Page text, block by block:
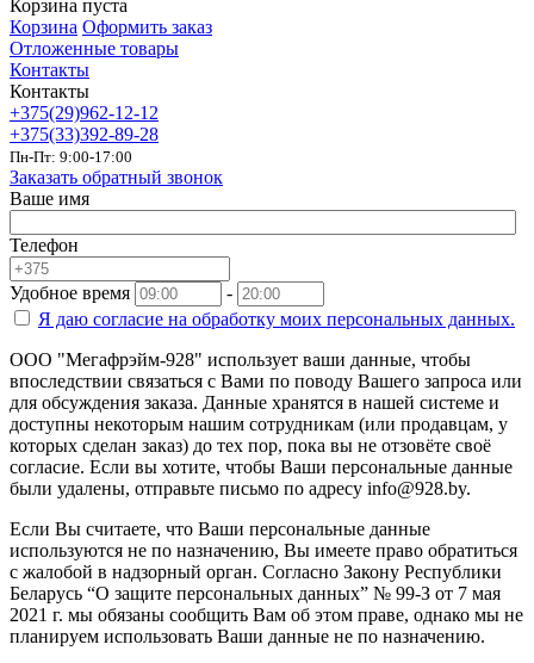
Корзина пуста
Корзина Оформить заказ
Отложенные товары
Контакты
Контакты
+375(29)962-12-12
+375(33)392-89-28
Пн-Пт: 9:00-17:00
Заказать обратный звонок
Ваше имя
Телефон
Удобное время
-
Я даю согласие на обработку моих персональных данных.
ООО "Мегафрэйм-928" использует ваши данные, чтобы
впоследствии связаться с Вами по поводу Вашего запроса или
для обсуждения заказа. Данные хранятся в нашей системе и
доступны некоторым нашим сотрудникам (или продавцам, у
которых сделан заказ) до тех пор, пока вы не отзовёте своё
согласие. Если вы хотите, чтобы Ваши персональные данные
были удалены, отправьте письмо по адресу info@928.by.
Если Вы считаете, что Ваши персональные данные
используются не по назначению, Вы имеете право обратиться
с жалобой в надзорный орган. Согласно Закону Республики
Беларусь “О защите персональных данных” № 99-З от 7 мая
2021 г. мы обязаны сообщить Вам об этом праве, однако мы не
планируем использовать Ваши данные не по назначению.